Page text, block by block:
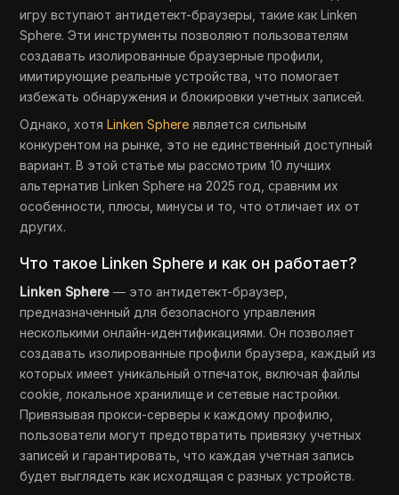
игру вступают антидетект-браузеры, такие как Linken
Sphere. Эти инструменты позволяют пользователям
создавать изолированные браузерные профили,
имитирующие реальные устройства, что помогает
избежать обнаружения и блокировки учетных записей.
Однако, хотяLinken Sphere является сильным
конкурентом на рынке, это не единственный доступный
вариант. В этой статье мы рассмотрим 10 лучших
альтернатив Linken Sphere на 2025 год, сравним их
особенности, плюсы, минусы и то, что отличает их от
других.
Что такое Linken Sphere и как он работает?
Linken Sphere — это антидетект-браузер,
предназначенный для безопасного управления
несколькими онлайн-идентификациями. Он позволяет
создавать изолированные профили браузера, каждый из
которых имеет уникальный отпечаток, включая файлы
cookie, локальное хранилище и сетевые настройки.
Привязывая прокси-серверы к каждому профилю,
пользователи могут предотвратить привязку учетных
записей и гарантировать, что каждая учетная запись
будет выглядеть как исходящая с разных устройств.